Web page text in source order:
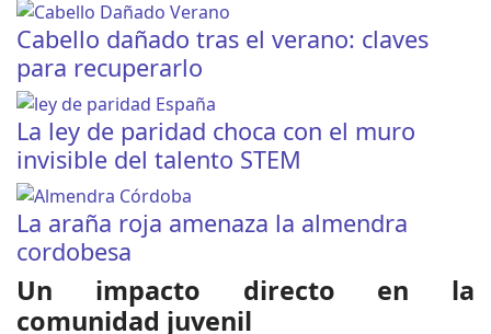
Cabello dañado tras el verano: claves
para recuperarlo
La ley de paridad choca con el muro
invisible del talento STEM
La araña roja amenaza la almendra
cordobesa
Un impacto directo en la
comunidad juvenil